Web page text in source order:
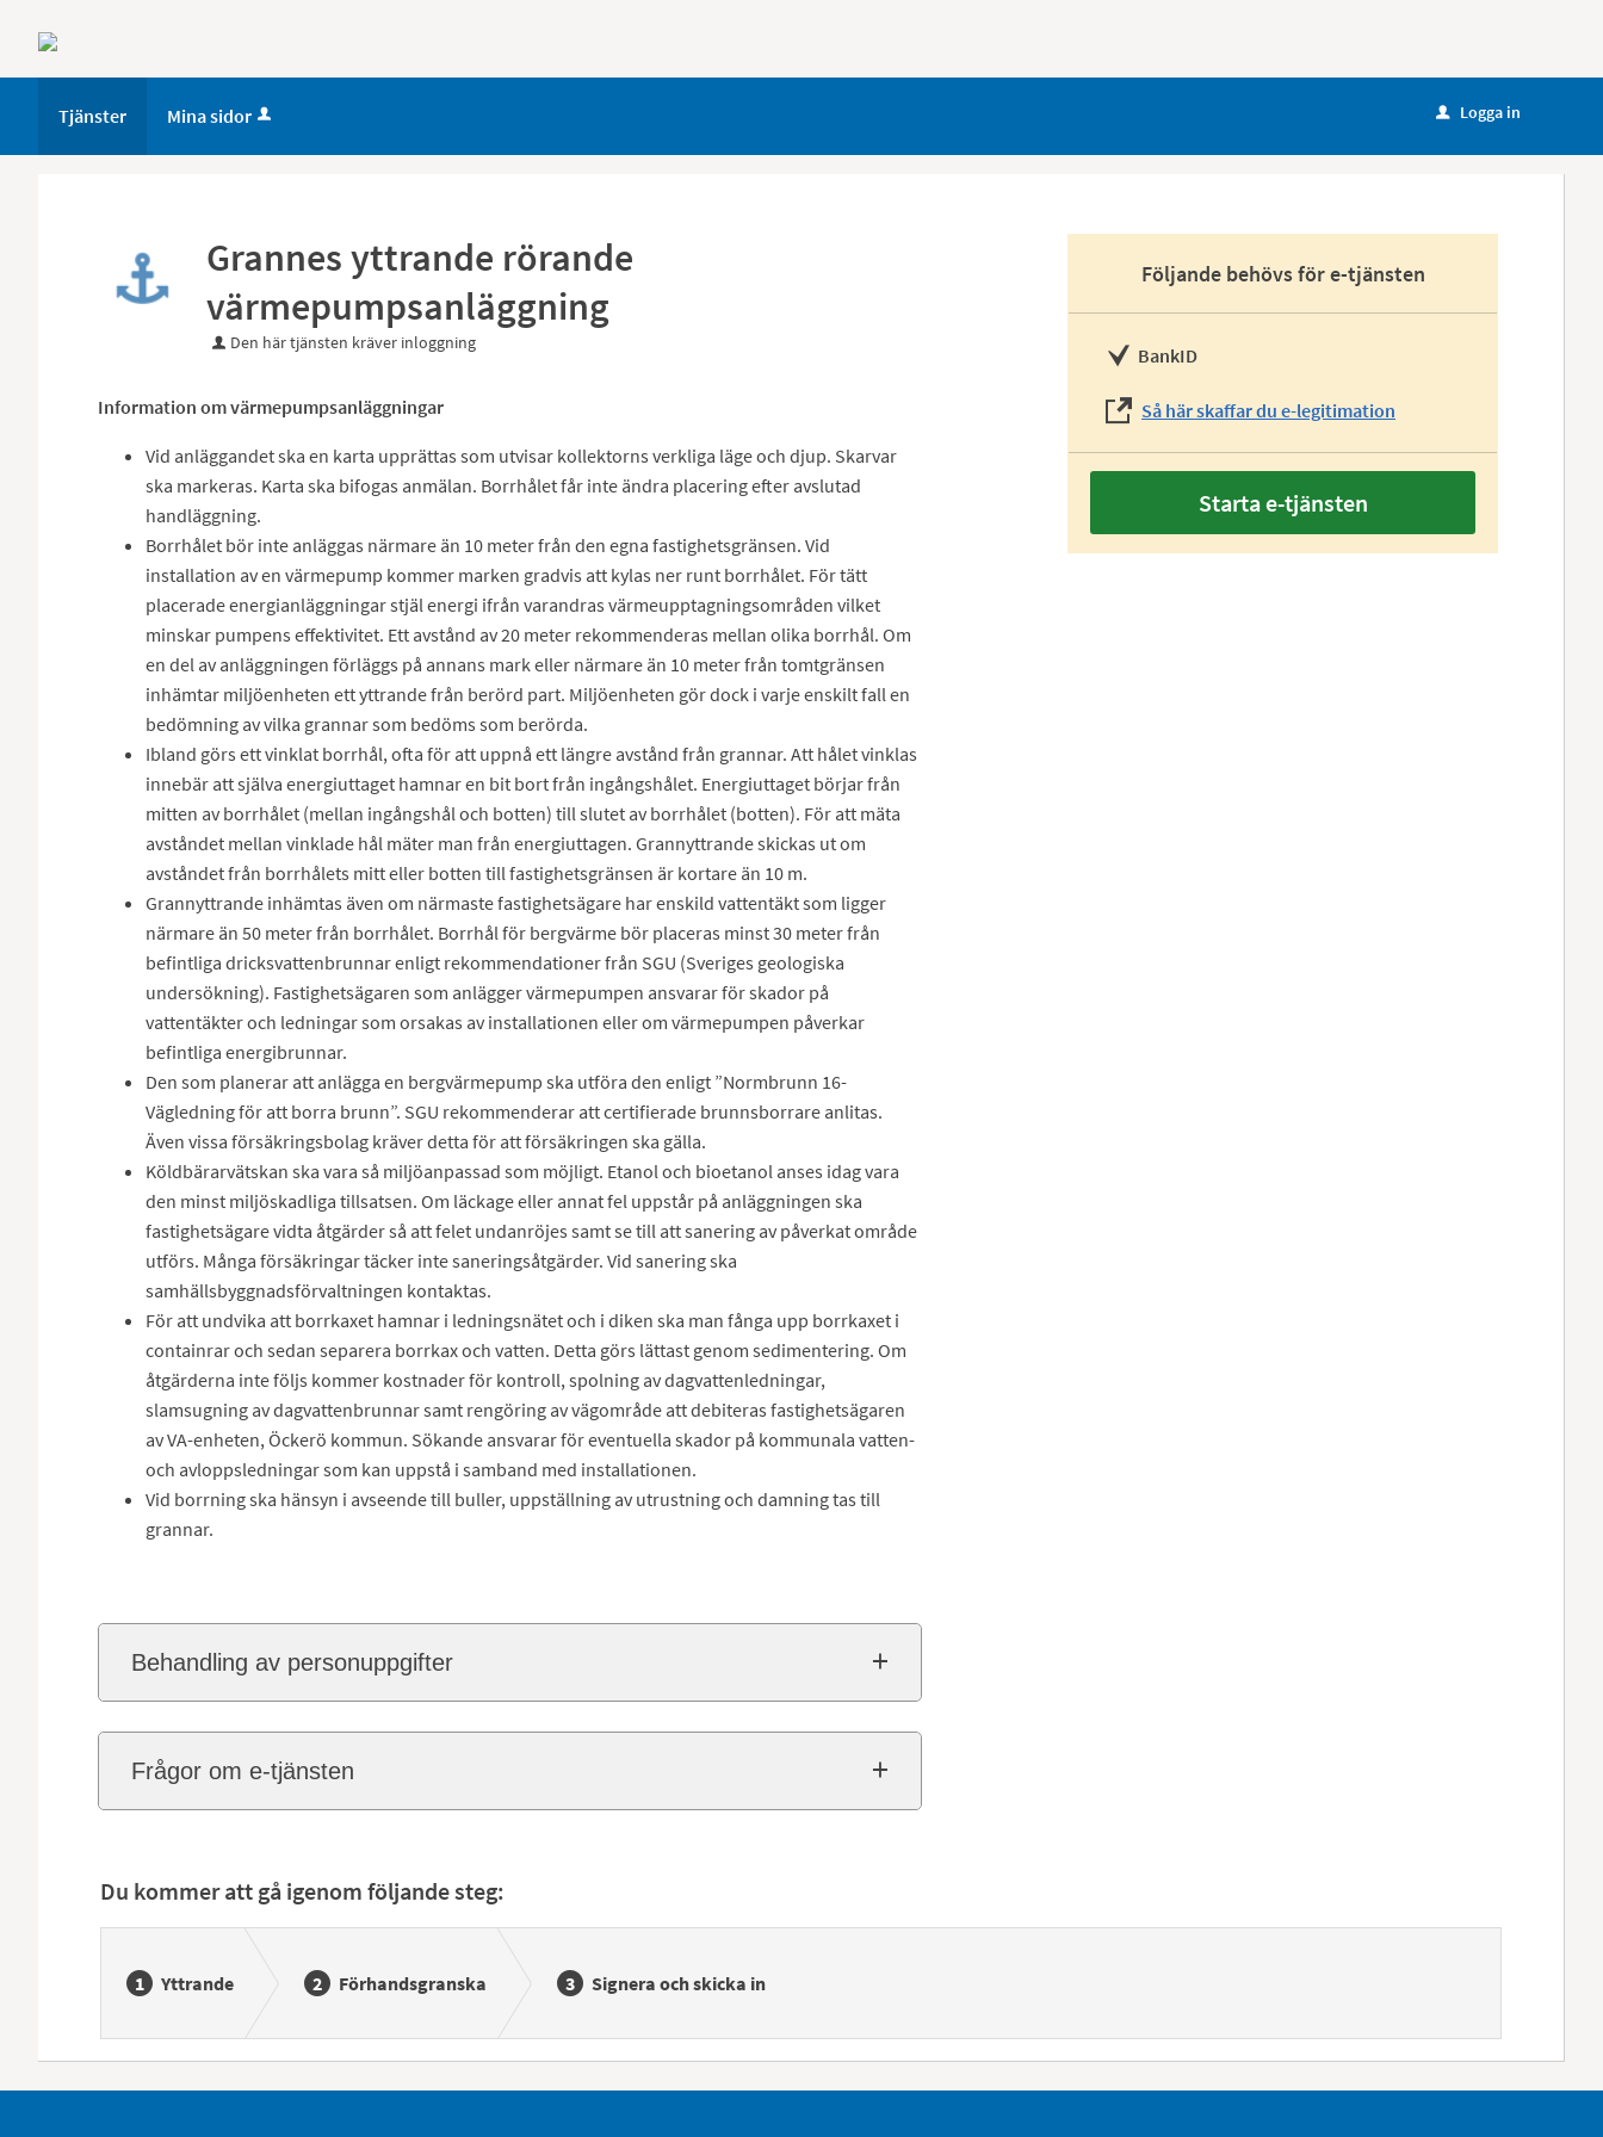
Tjänster Mina sidor u Logga in
Grannes yttrande rörande
värmepumpsanläggning
Den här tjänsten kräver inloggning
Information om värmepumpsanläggningar
Vid anläggandet ska en karta upprättas som utvisar kollektorns verkliga läge och djup. Skarvar
ska markeras. Karta ska bifogas anmälan. Borrhålet får inte ändra placering efter avslutad
handläggning.
Borrhålet bör inte anläggas närmare än 10 meter från den egna fastighetsgränsen. Vid
installation av en värmepump kommer marken gradvis att kylas ner runt borrhålet. För tätt
placerade energianläggningar stjäl energi ifrån varandras värmeupptagningsområden vilket
minskar pumpens effektivitet. Ett avstånd av 20 meter rekommenderas mellan olika borrhål. Om
en del av anläggningen förläggs på annans mark eller närmare än 10 meter från tomtgränsen
inhämtar miljöenheten ett yttrande från berörd part. Miljöenheten gör dock i varje enskilt fall en
bedömning av vilka grannar som bedöms som berörda.
Ibland görs ett vinklat borrhål, ofta för att uppnå ett längre avstånd från grannar. Att hålet vinklas
innebär att själva energiuttaget hamnar en bit bort från ingångshålet. Energiuttaget börjar från
mitten av borrhålet (mellan ingångshål och botten) till slutet av borrhålet (botten). För att mäta
avståndet mellan vinklade hål mäter man från energiuttagen. Grannyttrande skickas ut om
avståndet från borrhålets mitt eller botten till fastighetsgränsen är kortare än 10 m.
Grannyttrande inhämtas även om närmaste fastighetsägare har enskild vattentäkt som ligger
närmare än 50 meter från borrhålet. Borrhål för bergvärme bör placeras minst 30 meter från
befintliga dricksvattenbrunnar enligt rekommendationer från SGU (Sveriges geologiska
undersökning). Fastighetsägaren som anlägger värmepumpen ansvarar för skador på
vattentäkter och ledningar som orsakas av installationen eller om värmepumpen påverkar
befintliga energibrunnar.
Den som planerar att anlägga en bergvärmepump ska utföra den enligt ”Normbrunn 16-
Vägledning för att borra brunn”. SGU rekommenderar att certifierade brunnsborrare anlitas.
Även vissa försäkringsbolag kräver detta för att försäkringen ska gälla.
Köldbärarvätskan ska vara så miljöanpassad som möjligt. Etanol och bioetanol anses idag vara
den minst miljöskadliga tillsatsen. Om läckage eller annat fel uppstår på anläggningen ska
fastighetsägare vidta åtgärder så att felet undanröjes samt se till att sanering av påverkat område
utförs. Många försäkringar täcker inte saneringsåtgärder. Vid sanering ska
samhällsbyggnadsförvaltningen kontaktas.
För att undvika att borrkaxet hamnar i ledningsnätet och i diken ska man fånga upp borrkaxet i
containrar och sedan separera borrkax och vatten. Detta görs lättast genom sedimentering. Om
åtgärderna inte följs kommer kostnader för kontroll, spolning av dagvattenledningar,
slamsugning av dagvattenbrunnar samt rengöring av vägområde att debiteras fastighetsägaren
av VA-enheten, Öckerö kommun. Sökande ansvarar för eventuella skador på kommunala vatten-
och avloppsledningar som kan uppstå i samband med installationen.
Vid borrning ska hänsyn i avseende till buller, uppställning av utrustning och damning tas till
grannar.
Behandling av personuppgifter
Frågor om e-tjänsten
Följande behövs för e-tjänsten
BankID
Så här skaffar du e-legitimation
Starta e-tjänsten
Du kommer att gå igenom följande steg:
Yttrande Förhandsgranska Signera och skicka in